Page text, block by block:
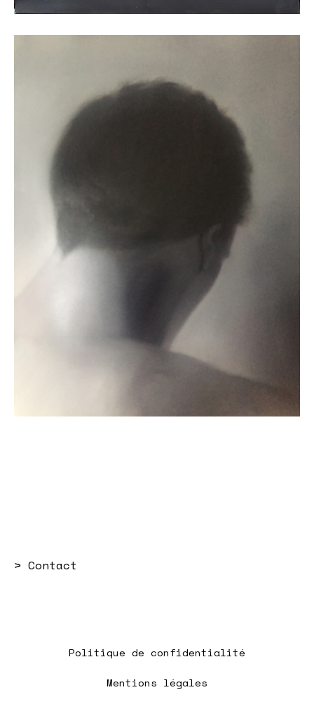
> Contact
Politique de confidentialité
Mentions légales